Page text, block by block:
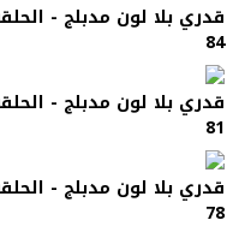
قدري بلا لون مدبلج -
84
قدري بلا لون مدبلج -
81
قدري بلا لون مدبلج -
78